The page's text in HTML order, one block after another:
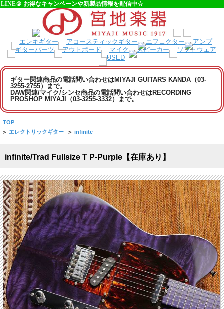
LINE＠ お得なキャンペーンや新製品情報を配信中☆
ギター関連商品の電話問い合わせはMIYAJI GUITARS KANDA（03-
3255-2755）まで。
DAW関連/マイク/シンセ商品の電話問い合わせはRECORDING
PROSHOP MIYAJI（03-3255-3332）まで。
TOP
> エレクトリックギター > infinite
infinite/Trad Fullsize T P-Purple【在庫あり】